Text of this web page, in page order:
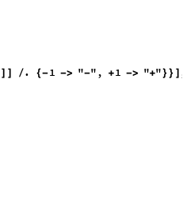
] ] /. {-1 -> "-", +1 -> "+"}} ] ,